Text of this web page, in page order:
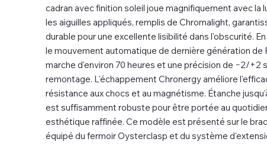
cadran avec finition soleil joue magnifiquement avec la
les aiguilles appliqués, remplis de Chromalight,
durable pour une excellente lisibilité dans l'obscurité.
le mouvement automatique de dernière génération de
marche d'environ 70 heures et une précision de −2/+2
remontage. L'échappement Chronergy améliore
résistance aux chocs et au magnétisme. Étanche
est suffisamment robuste pour être portée au
esthétique raffinée. Ce modèle est présenté sur le
équipé du fermoir Oysterclasp et du système